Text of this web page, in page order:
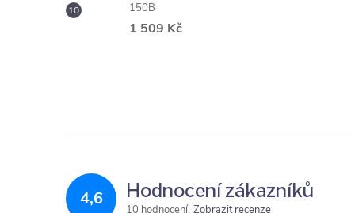
150B
1 509 Kč
4,6 Hodnocení zákazníků
10 hodnocení Zobrazit recenze